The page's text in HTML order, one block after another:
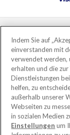
©
Eingetragener
the owners of UK
Registered in
Indem Sie auf
einverstanden mit
verwendet werden,
erhalten und die
Dienstleistungen
helfen, zu
außerhalb unserer
Webseiten zu
in sozialen Medien
Einstellungen um